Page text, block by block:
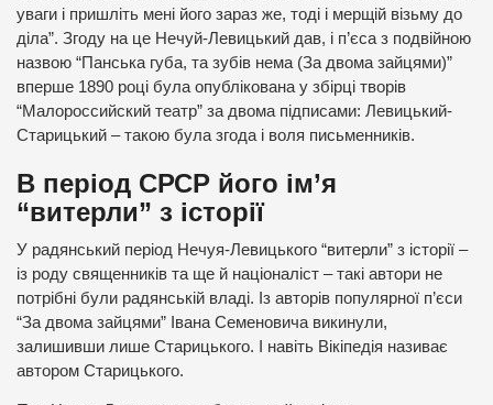
уваги і пришліть мені його зараз же, тоді і мерщій візьму до
діла”. Згоду на це Нечуй-Левицький дав, і п’єса з подвійною
назвою “Панська губа, та зубів нема (За двома зайцями)”
вперше 1890 році була опублікована у збірці творів
“Малороссийский театр” за двома підписами: Левицький-
Старицький – такою була згода і воля письменників.
В період СРСР його ім’я
“витерли” з історії
У радянський період Нечуя-Левицького “витерли” з історії –
із роду священників та ще й націоналіст – такі автори не
потрібні були радянській владі. Із авторів популярної п’єси
“За двома зайцями” Івана Семеновича викинули,
залишивши лише Старицького. І навіть Вікіпедія називає
автором Старицького.